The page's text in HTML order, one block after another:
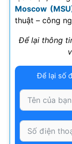
Moscow
thuật – công
Để lại thông
Để lại số